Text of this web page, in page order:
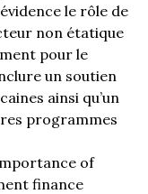
le rôle de
non étatique
pour le
un soutien
ainsi qu’un
programmes
of
finance